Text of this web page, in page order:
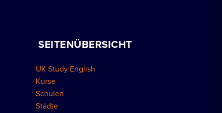
Gruppenbuchungen
So buchen Sie
Wohnungen in London
SEITENÜBERSICHT
UK Study English
Kurse
Schulen
Städte